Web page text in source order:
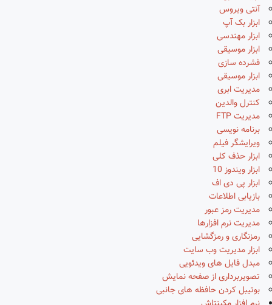
آنتی ویروس
ابزار بک آپ
ابزار مهندسی
ابزار موسیقی
فشرده سازی
ابزار موسیقی
مدیریت ابری
کنترل والدین
مدیریت FTP
برنامه نویسی
ویرایشگر فیلم
ابزار حذف کلی
ابزار ویندوز 10
ابزار پی دی اف
بازیابی اطلاعات
مدیریت رمز عبور
مدیریت نرم افزارها
رمزنگاری و رمزگشایی
ابزار مدیریت وب سایت
مبدل فایل های ویدئویی
تصویربرداری از صفحه نمایش
بوتیبل کردن حافظه های جانبی